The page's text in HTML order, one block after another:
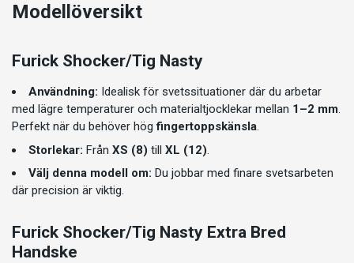
Modellöversikt
Furick Shocker/Tig Nasty
Användning: Idealisk för svetssituationer där du arbetar
med lägre temperaturer och materialtjocklekar mellan 1–2 mm.
Perfekt när du behöver högfingertoppskänsla.
Storlekar: Från XS (8) till XL (12).
Välj denna modell om: Du jobbar med finare svetsarbeten
där precision är viktig.
Furick Shocker/Tig Nasty Extra Bred
Handske